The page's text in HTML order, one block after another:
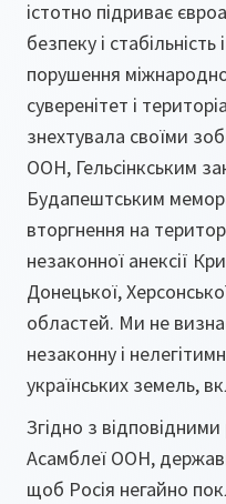
істотно підриває
безпеку і
порушення
суверенітет і
знехтувала своїми
ООН, Гельсінкським
Будапештським
вторгнення на
незаконної анексії
Донецької,
областей. Ми не
незаконну і
українських земель,
Згідно з
Асамблеї ООН,
щоб Росія негайно